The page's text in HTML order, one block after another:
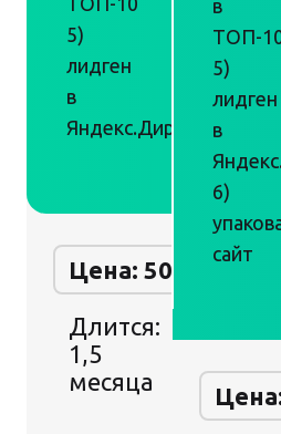
5)
лидген
в
Яндекс.Директ
Цена: 50 000
Длится:
1,5
месяца
в
ТОП-
5)
лидген
в
6)
сайт